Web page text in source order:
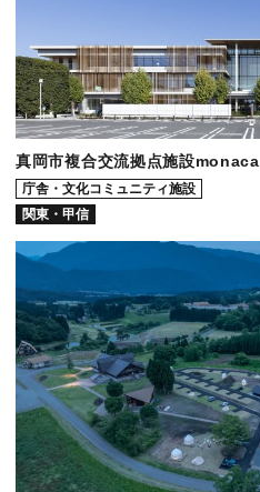
真岡市複合交流拠点施設monaca
庁舎・文化コミュニティ施設
関東・甲信